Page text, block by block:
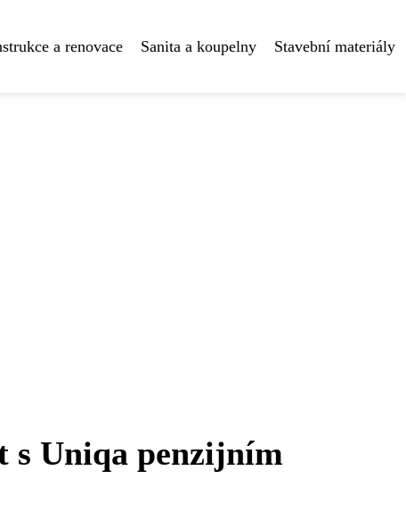
a renovace Sanita a koupelny Stavební materiály
s Uniqa penzijním